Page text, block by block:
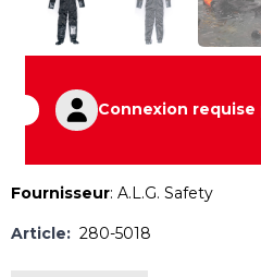
Connexion requise
Fournisseur: A.L.G. Safety
Article: 280-5018